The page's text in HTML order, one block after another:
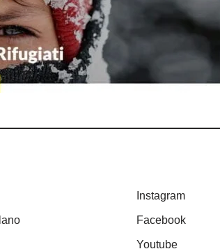
Instagram
Facebook
Youtube